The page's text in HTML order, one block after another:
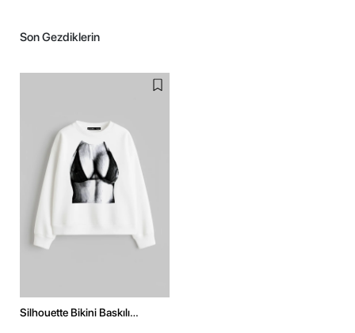
Son Gezdiklerin
Silhouette Bikini Baskılı